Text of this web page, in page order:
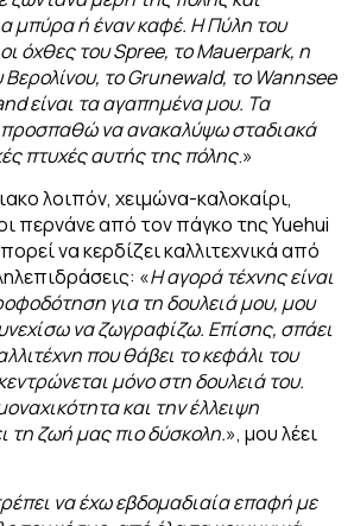
μπύρα ή ένανκαφέ. Η Πύλη του
όχθες του Spree, το Mauerpark, η
Βερολίνου, το Grunewald, το Wannsee
είναι τααγαπημένα μου. Τα
προσπαθώ να ανακαλύψω σταδιακά
πτυχές αυτής της πόλης.»
λοιπόν, χειμώνα-καλοκαίρι,
περνάνε από τον πάγκο της Yuehui
να κερδίζει καλλιτεχνικά από
«Η αγορά τέχνης είναι
για τη δουλειά μου, μου
να ζωγραφίζω. Επίσης, σπάει
που θάβει το κεφάλι του
μόνο στη δουλειά του.
και την έλλειψη
τη ζωή μας πιο δύσκολη.», μου λέει
να έχω εβδομαδιαία επαφή με